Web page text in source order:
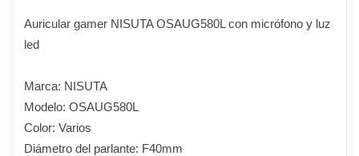
Auricular gamer NISUTA OSAUG580L con micrófono y luz
led
Marca: NISUTA
Modelo: OSAUG580L
Color: Varios
Diámetro del parlante: F40mm